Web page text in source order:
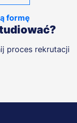
formę
proces rekrutacji